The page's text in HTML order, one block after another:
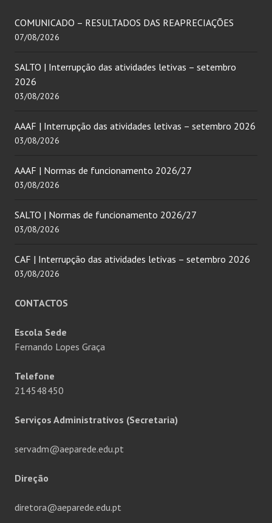
COMUNICADO – RESULTADOS DAS REAPRECIAÇÕES
07/08/2026
SALTO | Interrupção das atividades letivas – setembro
2026
03/08/2026
AAAF | Interrupção das atividades letivas – setembro 2026
03/08/2026
AAAF | Normas de funcionamento 2026/27
03/08/2026
SALTO | Normas de funcionamento 2026/27
03/08/2026
CAF | Interrupção das atividades letivas – setembro 2026
03/08/2026
CONTACTOS
Escola Sede
Fernando Lopes Graça
Telefone
214548450
Serviços Administrativos (Secretaria)
servadm@aeparede.edu.pt
Direção
diretora@aeparede.edu.pt